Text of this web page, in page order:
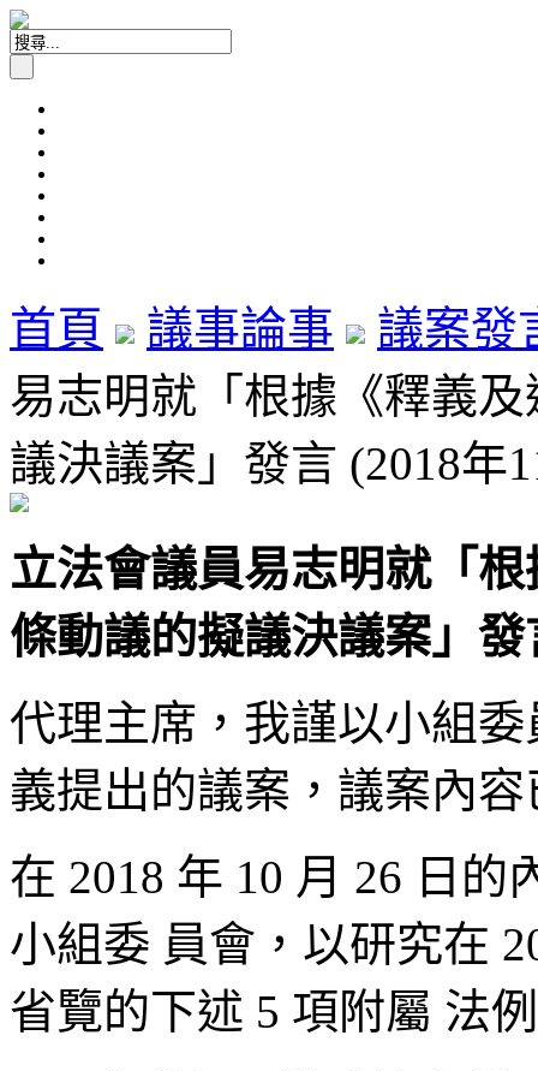
首頁 議事論事
議案發
易志明就「根據《釋義
議決議案」發言 (2018年
立法會議員易志明就「
條動議的擬議決議案」發
代理主席，我謹以小組
義提出的議案，議案內
在 2018 年 10 月 26 日
小組委 員會，以研究在
省覽的下述 5 項附屬 法